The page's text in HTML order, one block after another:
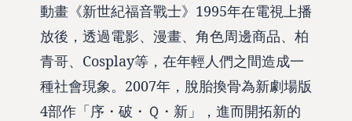
動畫《新世紀福音戰士》1995年在電視上播
放後，透過電影、漫畫、角色周邊商品、柏
青哥、Cosplay等，在年輕人們之間造成一
種社會現象。2007年，脫胎換骨為新劇場版
4部作「序・破・Ｑ・新」，進而開拓新的